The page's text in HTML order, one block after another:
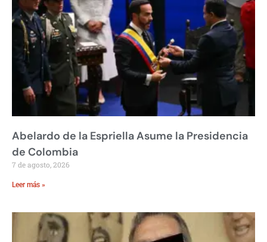
Abelardo de la Espriella Asume la Presidencia
de Colombia
7 de agosto, 2026
Leer más »